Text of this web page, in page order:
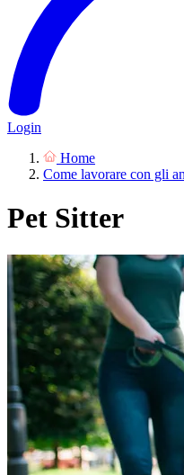
Login
Home
Come lavorare con gli
Pet Sitter